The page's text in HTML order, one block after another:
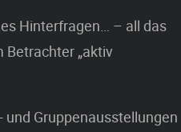
Hinterfragen… – all das
Betrachter „aktiv
und Gruppenausstellungen